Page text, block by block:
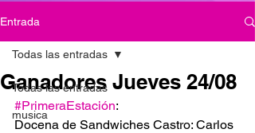
Entrada
Todas las entradas
musica
Todas las entradas
Ganadores Jueves 24/08
#PrimeraEstación:
Docena de Sandwiches Castro: Carlos